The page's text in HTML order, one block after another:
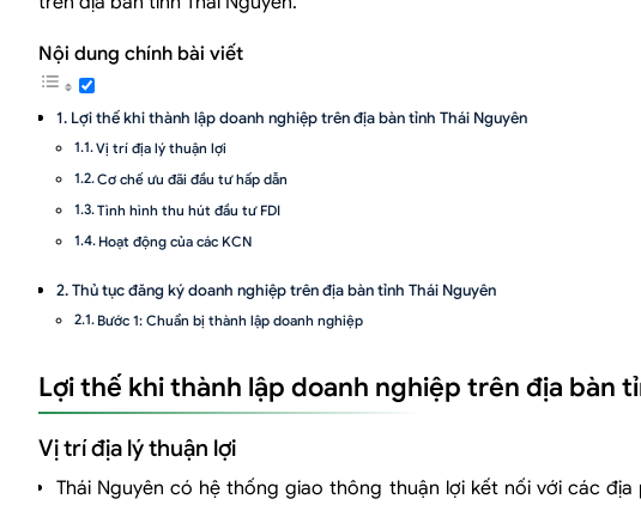
Nội dung chính bài viết
Lợi thế khi thành lập doanh nghiệp trên địa bàn tỉnh Thái Nguyên
Vị trí địa lý thuận lợi
Cơ chế ưu đãi đầu tư hấp dẫn
Tình hình thu hút đầu tư FDI
Hoạt động của các KCN
Thủ tục đăng ký doanh nghiệp trên địa bàn tỉnh Thái Nguyên
Bước 1: Chuẩn bị thành lập doanh nghiệp
Bước 3: Cấp Giấy chứng nhận đăng ký doanh nghiệp
Bước 4: Công bố thông tin đăng ký doanh nghiệp
Bước 5: Tiến hành thủ tục sau thành lập công ty
Lưu ý thành lập công ty vốn đầu tư nước ngoài trên địa bàn tỉnh Thái Nguyên
Lợi thế khi thành lập doanh nghiệp trên địa bàn
Vị trí địa lý thuận lợi
Thái Nguyên có hệ thống giao thông thuận lợi kết nối với các